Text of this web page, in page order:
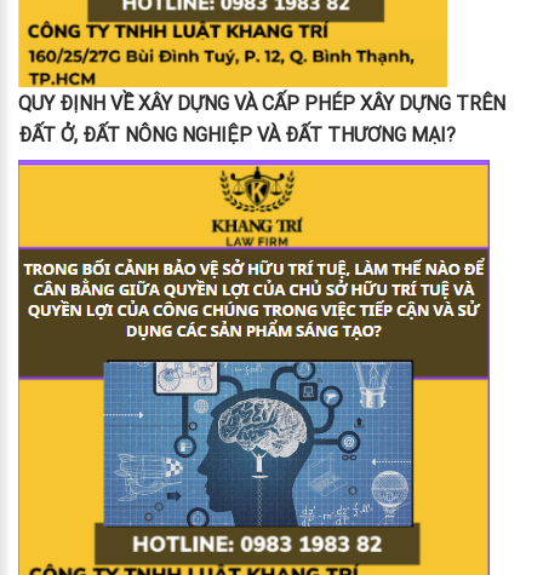
QUY ĐỊNH VỀ XÂY DỰNG VÀ CẤP PHÉP XÂY DỰNG TRÊN
ĐẤT Ở, ĐẤT NÔNG NGHIỆP VÀ ĐẤT THƯƠNG MẠI?